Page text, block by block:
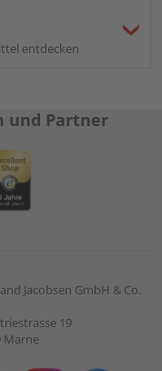
entdecken
und Partner
Jacobsen GmbH & Co.
19
Marne